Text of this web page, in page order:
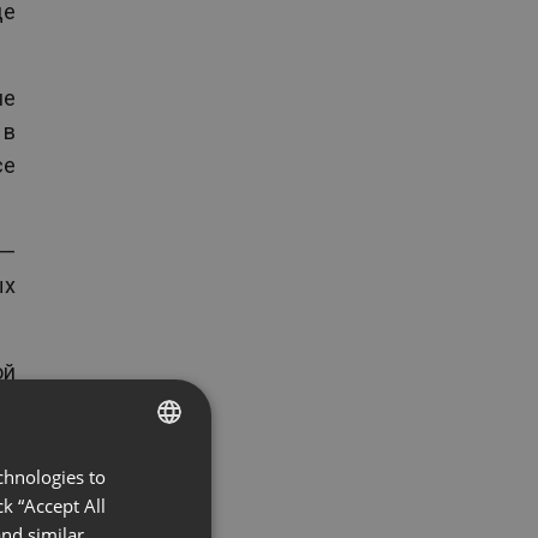
ENGLISH
FRENCH
to
“Accept All